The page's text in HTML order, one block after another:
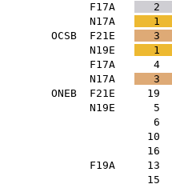
F17A
2
N17A
1
OCSB F21E 3
N19E
1
F17A 4
N17A
3
ONEB F21E 19
N19E 5
6
10
16
F19A 13
15